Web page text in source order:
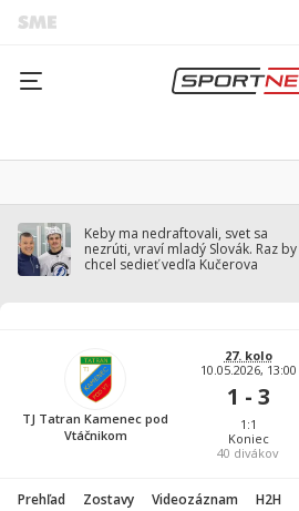
Keby ma nedraftovali, svet sa
nezrúti, vraví mladý Slovák. Raz by
chcel sedieť vedľa Kučerova
TJ Tatran Kamenec pod
Vtáčnikom
27. kolo
10.05.2026, 13:00
1 - 3
1:1
Koniec
40 divákov
Prehľad Zostavy Videozáznam H2H